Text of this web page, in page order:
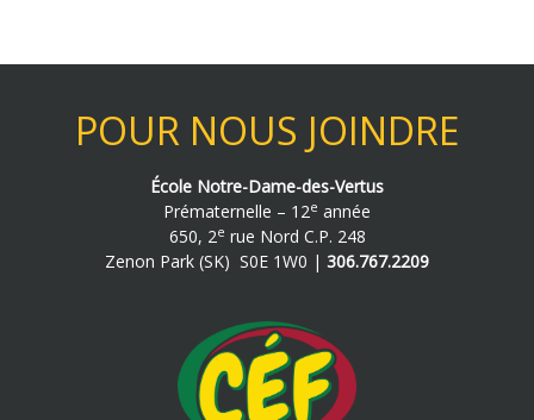
POUR NOUS JOINDRE
École Notre-Dame-des-Vertus
Prématernelle – 12e année
650, 2e rue Nord C.P. 248
Zenon Park (SK) S0E 1W0 | 306.767.2209